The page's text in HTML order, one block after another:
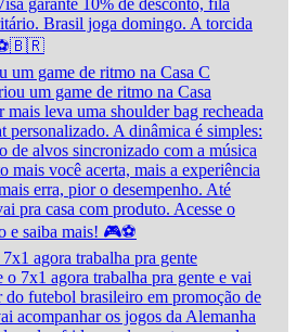
um game de ritmo na Casa C
agora trabalha pra gente